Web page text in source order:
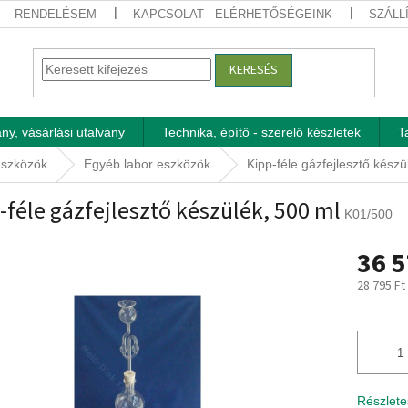
RENDELÉSEM KAPCSOLAT - ELÉRHETŐSÉGEINK
KERESÉS
vásárlási utalvány Technika, építő - szerelő készletek
Egyéb labor eszközök Kipp-féle gázfejlesztő
féle gázfejlesztő készülék, 500 ml K01/500
36
28 795